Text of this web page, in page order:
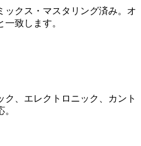
ックス・マスタリング済み。オ
致します。
ク、エレクトロニック、カント